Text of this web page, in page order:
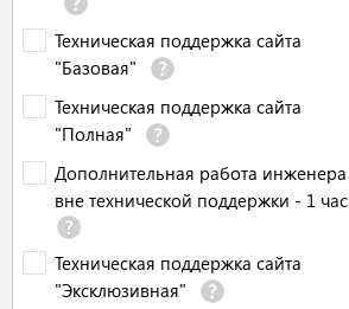
Техническая поддержка сайта
"Базовая"
Техническая поддержка сайта
"Полная"
Дополнительная работа инженера
вне технической поддержки - 1 час
Техническая поддержка сайта
"Эксклюзивная"